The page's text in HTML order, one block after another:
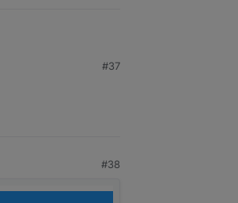
#37
#38